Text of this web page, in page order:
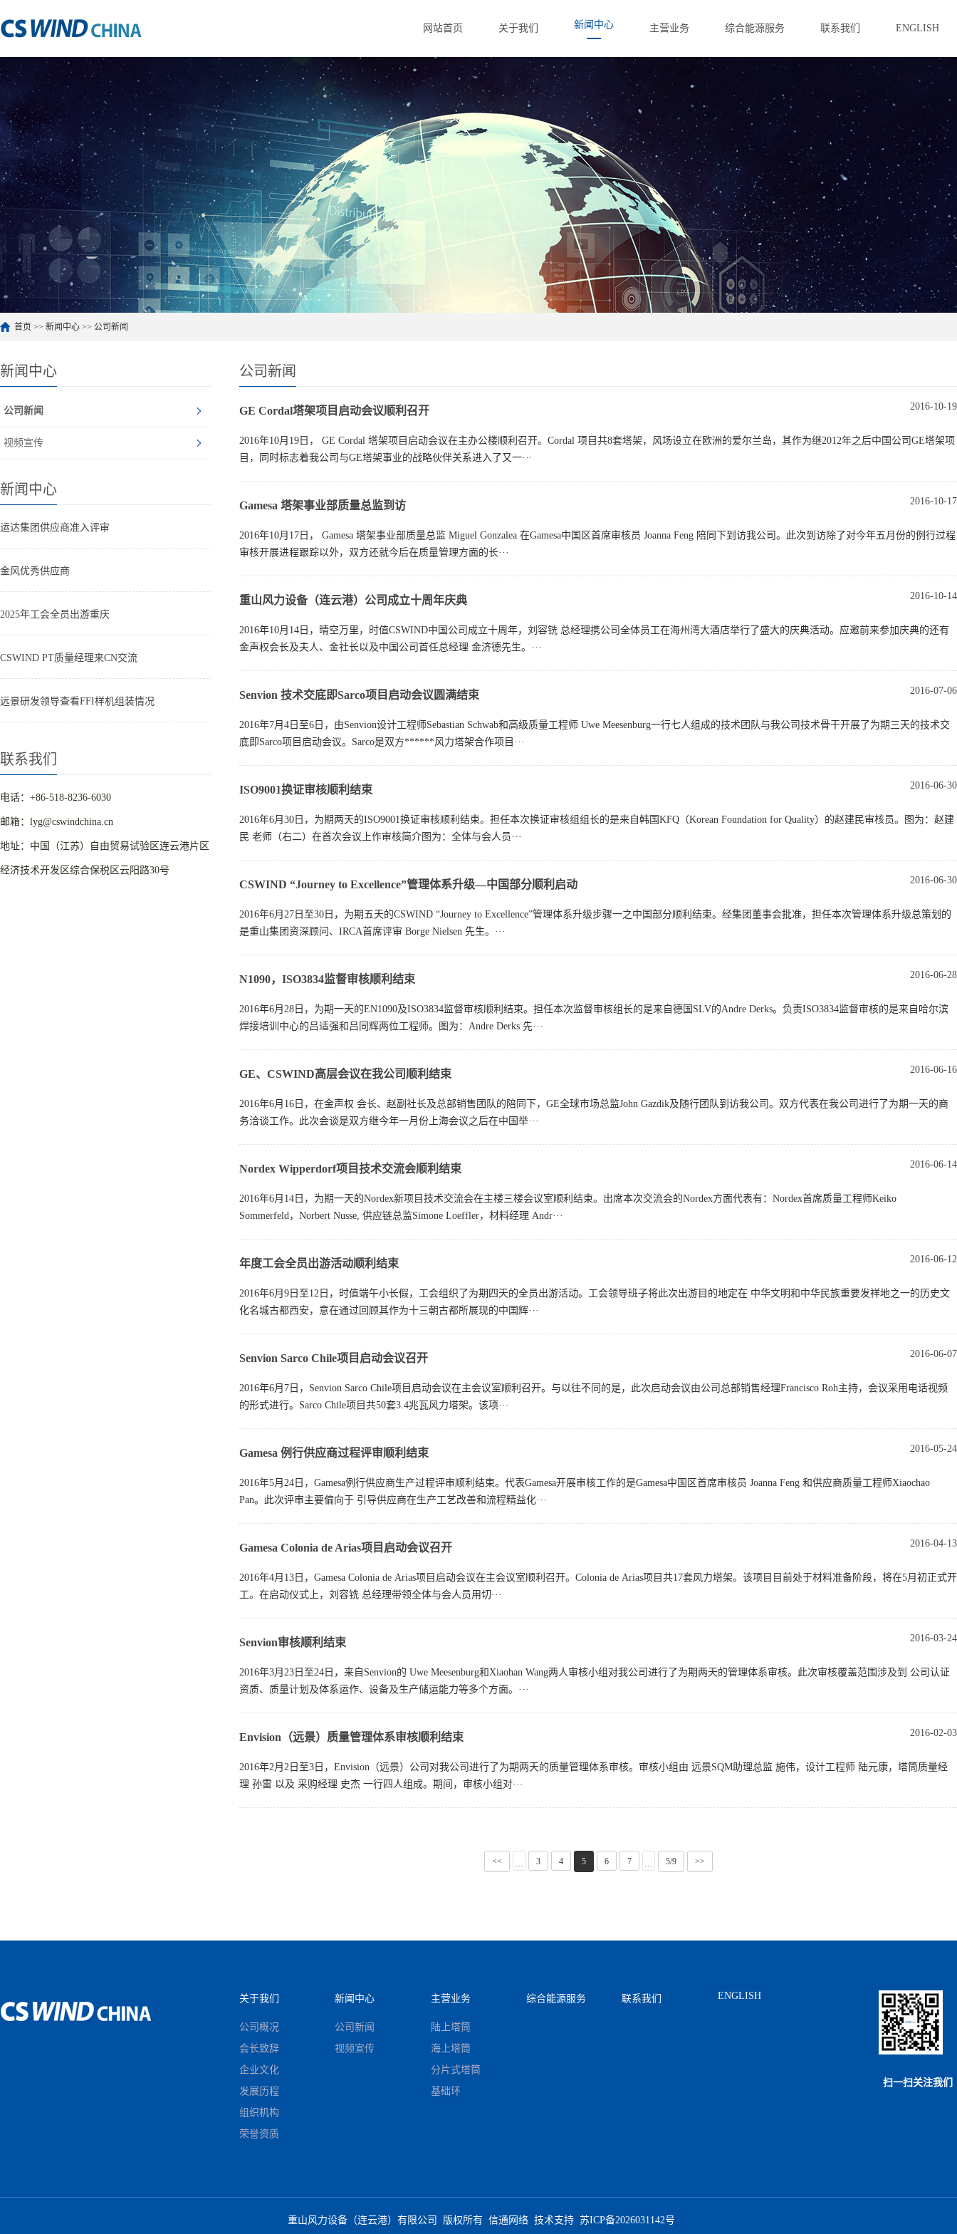
网站首页 关于我们 新闻中心 主营业务 综合能源服务 联系我们 ENGLISH
首页 >> 新闻中心 >> 公司新闻
新闻中心
公司新闻
视频宣传
新闻中心
运达集团供应商准入评审
金风优秀供应商
2025年工会全员出游重庆
CSWIND PT质量经理来CN交流
远景研发领导查看FFI样机组装情况
联系我们
电话：+86-518-8236-6030
邮箱：lyg@cswindchina.cn
地址：中国（江苏）自由贸易试验区连云港片区
经济技术开发区综合保税区云阳路30号
公司新闻
2016-10-19
GE Cordal塔架项目启动会议顺利召开
2016年10月19日， GE Cordal 塔架项目启动会议在主办公楼顺利召开。Cordal 项目共8套塔架，风场设立在欧洲的爱尔兰岛，其作为继2012年之后中国公司GE塔架项
目，同时标志着我公司与GE塔架事业的战略伙伴关系进入了又一···
2016-10-17
Gamesa 塔架事业部质量总监到访
2016年10月17日， Gamesa 塔架事业部质量总监 Miguel Gonzalea 在Gamesa中国区首席审核员 Joanna Feng 陪同下到访我公司。此次到访除了对今年五月份的例行过程
审核开展进程跟踪以外，双方还就今后在质量管理方面的长···
2016-10-14
重山风力设备（连云港）公司成立十周年庆典
2016年10月14日，晴空万里，时值CSWIND中国公司成立十周年，刘容铣 总经理携公司全体员工在海州湾大酒店举行了盛大的庆典活动。应邀前来参加庆典的还有
金声权会长及夫人、金社长以及中国公司首任总经理 金济德先生。···
2016-07-06
Senvion 技术交底即Sarco项目启动会议圆满结束
2016年7月4日至6日，由Senvion设计工程师Sebastian Schwab和高级质量工程师 Uwe Meesenburg一行七人组成的技术团队与我公司技术骨干开展了为期三天的技术交
底即Sarco项目启动会议。Sarco是双方******风力塔架合作项目···
2016-06-30
ISO9001换证审核顺利结束
2016年6月30日，为期两天的ISO9001换证审核顺利结束。担任本次换证审核组组长的是来自韩国KFQ（Korean Foundation for Quality）的赵建民审核员。图为：赵建
民 老师（右二）在首次会议上作审核简介图为：全体与会人员···
2016-06-30
CSWIND “Journey to Excellence”管理体系升级—中国部分顺利启动
2016年6月27日至30日，为期五天的CSWIND “Journey to Excellence”管理体系升级步骤一之中国部分顺利结束。经集团董事会批准，担任本次管理体系升级总策划的
是重山集团资深顾问、IRCA首席评审 Borge Nielsen 先生。···
2016-06-28
N1090，ISO3834监督审核顺利结束
2016年6月28日，为期一天的EN1090及ISO3834监督审核顺利结束。担任本次监督审核组长的是来自德国SLV的Andre Derks。负责ISO3834监督审核的是来自哈尔滨
焊接培训中心的吕适强和吕同辉两位工程师。图为：Andre Derks 先···
2016-06-16
GE、CSWIND高层会议在我公司顺利结束
2016年6月16日，在金声权 会长、赵副社长及总部销售团队的陪同下，GE全球市场总监John Gazdik及随行团队到访我公司。双方代表在我公司进行了为期一天的商
务洽谈工作。此次会谈是双方继今年一月份上海会议之后在中国举···
2016-06-14
Nordex Wipperdorf项目技术交流会顺利结束
2016年6月14日，为期一天的Nordex新项目技术交流会在主楼三楼会议室顺利结束。出席本次交流会的Nordex方面代表有：Nordex首席质量工程师Keiko
Sommerfeld，Norbert Nusse, 供应链总监Simone Loeffler，材料经理 Andr···
2016-06-12
年度工会全员出游活动顺利结束
2016年6月9日至12日，时值端午小长假，工会组织了为期四天的全员出游活动。工会领导班子将此次出游目的地定在 中华文明和中华民族重要发祥地之一的历史文
化名城古都西安，意在通过回顾其作为十三朝古都所展现的中国辉···
2016-06-07
Senvion Sarco Chile项目启动会议召开
2016年6月7日，Senvion Sarco Chile项目启动会议在主会议室顺利召开。与以往不同的是，此次启动会议由公司总部销售经理Francisco Roh主持，会议采用电话视频
的形式进行。Sarco Chile项目共50套3.4兆瓦风力塔架。该项···
2016-05-24
Gamesa 例行供应商过程评审顺利结束
2016年5月24日，Gamesa例行供应商生产过程评审顺利结束。代表Gamesa开展审核工作的是Gamesa中国区首席审核员 Joanna Feng 和供应商质量工程师Xiaochao
Pan。此次评审主要偏向于 引导供应商在生产工艺改善和流程精益化···
2016-04-13
Gamesa Colonia de Arias项目启动会议召开
2016年4月13日，Gamesa Colonia de Arias项目启动会议在主会议室顺利召开。Colonia de Arias项目共17套风力塔架。该项目目前处于材料准备阶段，将在5月初正式开
工。在启动仪式上，刘容铣 总经理带领全体与会人员用切···
2016-03-24
Senvion审核顺利结束
2016年3月23日至24日，来自Senvion的 Uwe Meesenburg和Xiaohan Wang两人审核小组对我公司进行了为期两天的管理体系审核。此次审核覆盖范围涉及到 公司认证
资质、质量计划及体系运作、设备及生产储运能力等多个方面。···
2016-02-03
Envision（远景）质量管理体系审核顺利结束
2016年2月2日至3日，Envision（远景）公司对我公司进行了为期两天的质量管理体系审核。审核小组由 远景SQM助理总监 施伟，设计工程师 陆元康，塔筒质量经
理 孙雷 以及 采购经理 史杰 一行四人组成。期间，审核小组对···
<< ··· 3 4 5 6 7 ··· 5/9 >>
关于我们
公司概况
会长致辞
企业文化
发展历程
组织机构
荣誉资质
新闻中心
公司新闻
视频宣传
主营业务
陆上塔筒
海上塔筒
分片式塔筒
基础环
综合能源服务 联系我们 ENGLISH
扫一扫关注我们
重山风力设备（连云港）有限公司 版权所有 信通网络 技术支持 苏ICP备2026031142号